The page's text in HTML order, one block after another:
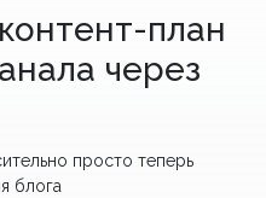
план
через
просто теперь
блога